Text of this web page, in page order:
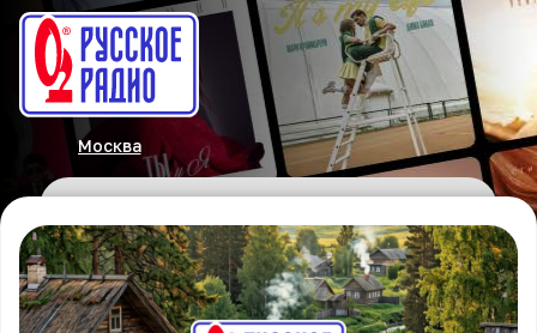
Москва